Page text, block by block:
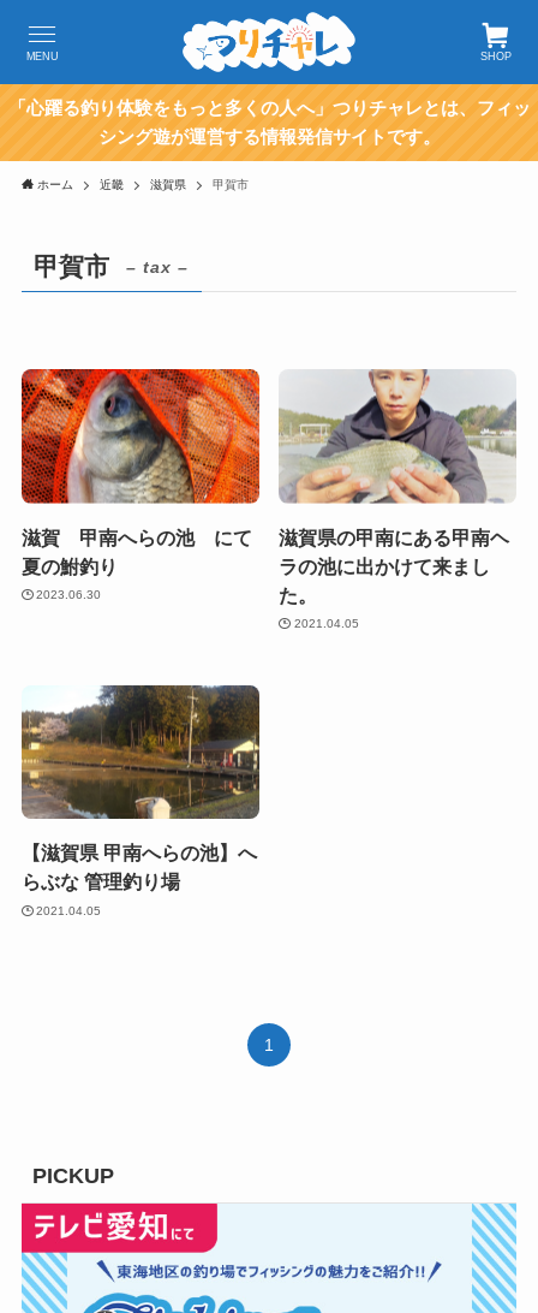
SHOP
MENU
「心躍る釣り体験をもっと多くの人へ」つりチャレとは、フィッ
シング遊が運営する情報発信サイトです。
ホーム 近畿 滋賀県 甲賀市
甲賀市 – tax –
滋賀 甲南へらの池 にて
夏の鮒釣り
2023.06.30
滋賀県の甲南にある甲南ヘ
ラの池に出かけて来まし
た。
2021.04.05
【滋賀県 甲南へらの池】へ
らぶな 管理釣り場
2021.04.05
1
PICKUP